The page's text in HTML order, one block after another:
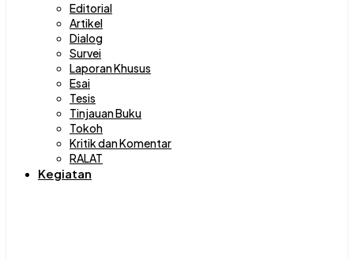
Editorial
Artikel
Dialog
Survei
Laporan Khusus
Esai
Tesis
Tinjauan Buku
Tokoh
Kritik dan Komentar
RALAT
Kegiatan